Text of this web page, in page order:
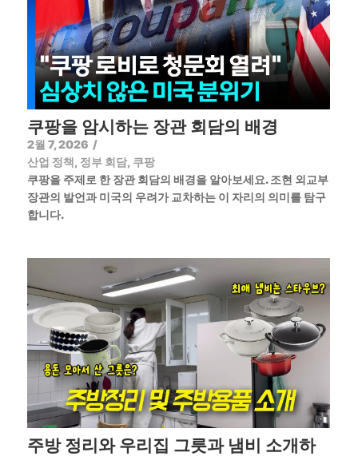
쿠팡을 암시하는 장관 회담의 배경
2월 7, 2026 /
산업 정책, 정부 회담, 쿠팡
쿠팡을 주제로 한 장관 회담의 배경을 알아보세요. 조현 외교부
장관의 발언과 미국의 우려가 교차하는 이 자리의 의미를 탐구
합니다.
주방 정리와 우리집 그릇과 냄비 소개하